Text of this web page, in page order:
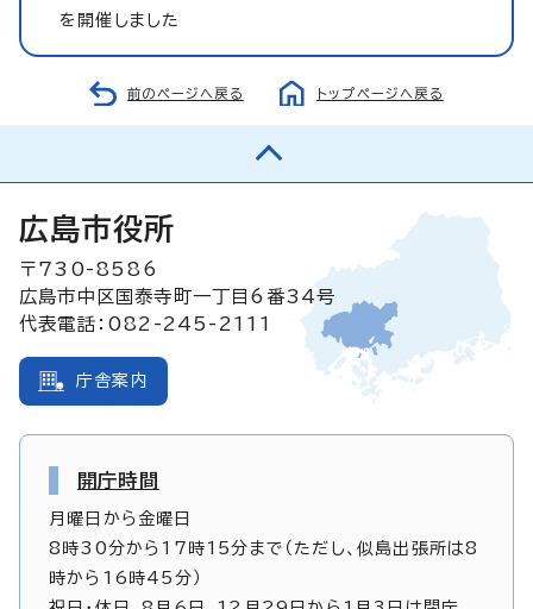
を開催しました
前のページへ戻る トップページへ戻る
広島市役所
〒730-8586
広島市中区国泰寺町一丁目6番34号
代表電話：082-245-2111
庁舎案内
開庁時間
月曜日から金曜日
8時30分から17時15分まで（ただし、似島出張所は8
時から16時45分）